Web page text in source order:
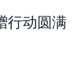
行动圆满